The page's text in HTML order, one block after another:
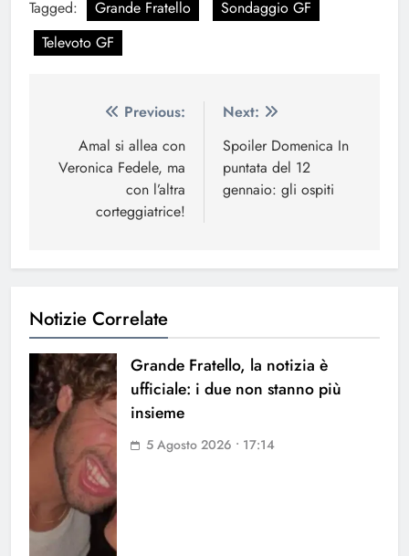
Tagged: Grande Fratello
Sondaggio GF
Televoto GF
Navigazione
articoli
Previous:
Amal si allea con
Veronica Fedele, ma
con l’altra
corteggiatrice!
Next:
Spoiler Domenica In
puntata del 12
gennaio: gli ospiti
Notizie Correlate
Grande Fratello, la notizia è
ufficiale: i due non stanno più
insieme
5 Agosto 2026 • 17:14